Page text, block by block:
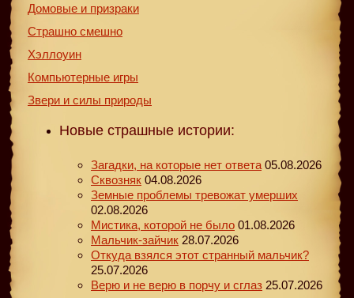
Домовые и призраки
Страшно смешно
Хэллоуин
Компьютерные игры
Звери и силы природы
Новые страшные истории:
Загадки, на которые нет ответа 05.08.2026
Сквозняк 04.08.2026
Земные проблемы тревожат умерших
02.08.2026
Мистика, которой не было 01.08.2026
Мальчик-зайчик 28.07.2026
Откуда взялся этот странный мальчик?
25.07.2026
Верю и не верю в порчу и сглаз 25.07.2026